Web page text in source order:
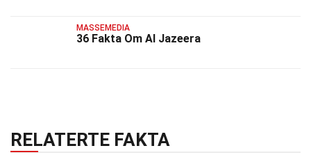
MASSEMEDIA
36 Fakta Om Al Jazeera
RELATERTE FAKTA